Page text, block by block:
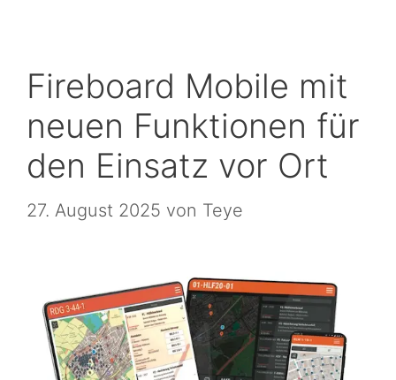
Fireboard Mobile mit
neuen Funktionen für
den Einsatz vor Ort
27. August 2025 von Teye